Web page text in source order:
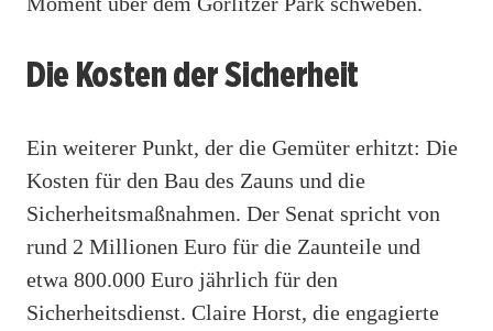
Die Kosten der Sicherheit
Ein weiterer Punkt, der die Gemüter erhitzt: Die
Kosten für den Bau des Zauns und die
Sicherheitsmaßnahmen. Der Senat spricht von
rund 2 Millionen Euro für die Zaunteile und
etwa 800.000 Euro jährlich für den
Sicherheitsdienst. Claire Horst, die engagierte